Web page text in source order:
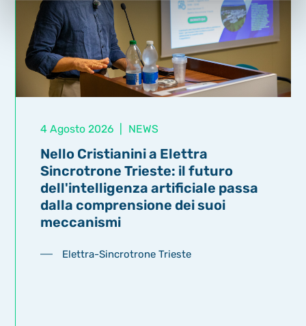
4 Agosto 2026 NEWS
Nello Cristianini a Elettra
Sincrotrone Trieste: il futuro
dell'intelligenza artificiale passa
dalla comprensione dei suoi
meccanismi
Elettra-Sincrotrone Trieste